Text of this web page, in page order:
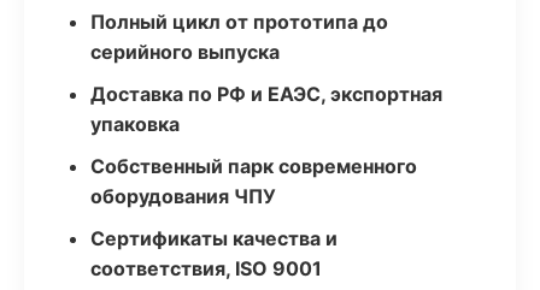
Полный цикл от прототипа до
серийного выпуска
Доставка по РФ и ЕАЭС, экспортная
упаковка
Собственный парк современного
оборудования ЧПУ
Сертификаты качества и
соответствия, ISO 9001